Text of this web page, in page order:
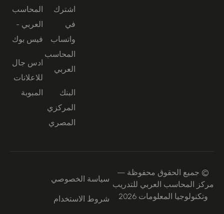
اشترك
في
واتساب
المحاسب
العربي
البنك
المركزي
المصري
المحاسب
العربي -
فيس بوك
ادس جال
للاعلانات
المبوبة
© جميع الحقوق محفوظة —
مركز المحاسب العربي للتدريب
وتكنولوجيا المعلومات 2026
سياسة الخصوصي
شروط الاستخدام